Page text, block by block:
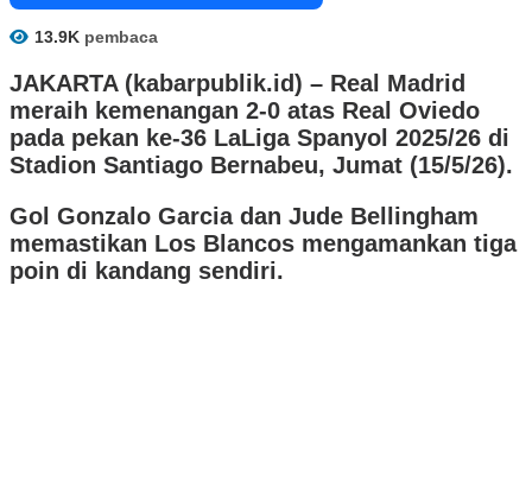
13.9K pembaca
JAKARTA (kabarpublik.id) – Real Madrid
meraih kemenangan 2-0 atas Real Oviedo
pada pekan ke-36 LaLiga Spanyol 2025/26 di
Stadion Santiago Bernabeu, Jumat (15/5/26).
Gol Gonzalo Garcia dan Jude Bellingham
memastikan Los Blancos mengamankan tiga
poin di kandang sendiri.